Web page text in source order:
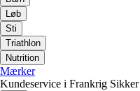
Løb
Sti
Triathlon
Nutrition
Mærker
Kundeservice i Frankrig